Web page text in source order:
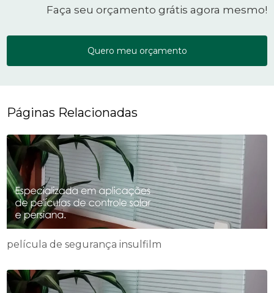
Faça seu orçamento grátis agora mesmo!
Quero meu orçamento
Páginas Relacionadas
película de segurança insulfilm